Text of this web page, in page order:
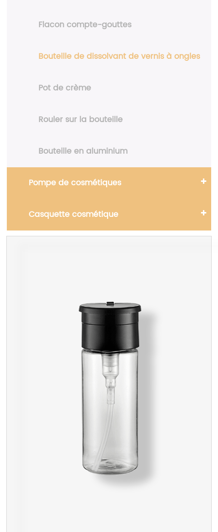
Flacon compte-gouttes
Bouteille de dissolvant de vernis à ongles
Pot de crème
Rouler sur la bouteille
Bouteille en aluminium
Pompe de cosmétiques
Casquette cosmétique